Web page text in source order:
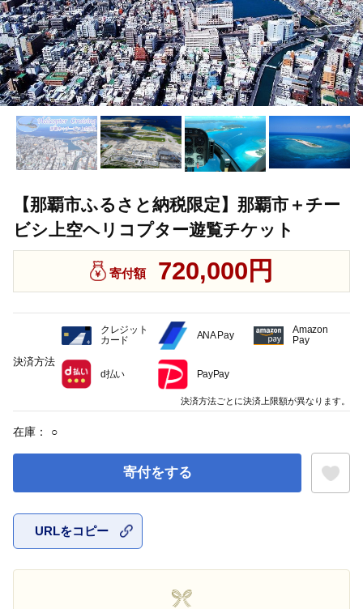
【那覇市ふるさと納税限定】那覇市＋チー
ビシ上空ヘリコプター遊覧チケット
寄付額 720,000円
在庫： ○
寄付をする
URLをコピー
決済方法
クレジット
カード
ANA Pay
Amazon
Pay
d払い PayPay
決済方法ごとに決済上限額が異なります。